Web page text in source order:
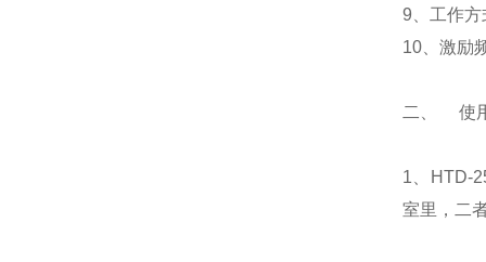
9、工作
10、激励
二、 使
1、HTD-
室里，二